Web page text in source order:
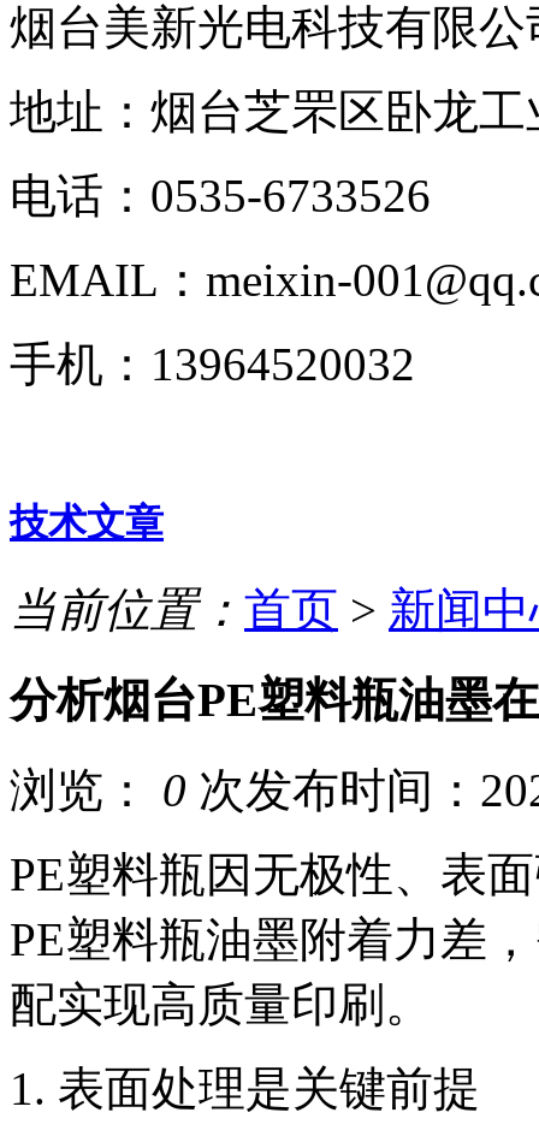
烟台美新光电科技有限公
地址：烟台芝罘区卧龙
电话：0535-6733526
EMAIL：meixin-
手机：13964520032
技术文章
当前位置： 首页 > 新闻
分析烟台PE塑料瓶油墨
浏览：
0 次发布时间：
PE塑料瓶因无极性、表
PE塑料瓶油墨附着力差
配实现高质量印刷。
1. 表面处理是关键前提